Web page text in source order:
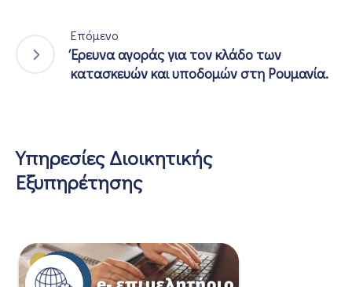
Επόμενο
Έρευνα αγοράς για τον κλάδο των
κατασκευών και υποδομών στη Ρουμανία.
Υπηρεσίες Διοικητικής
Εξυπηρέτησης